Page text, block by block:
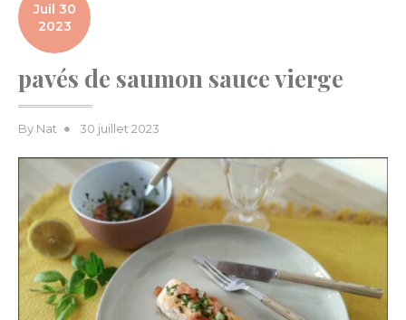
Juil 30
2023
pavés de saumon sauce vierge
By Nat
Posted
30 juillet 2023